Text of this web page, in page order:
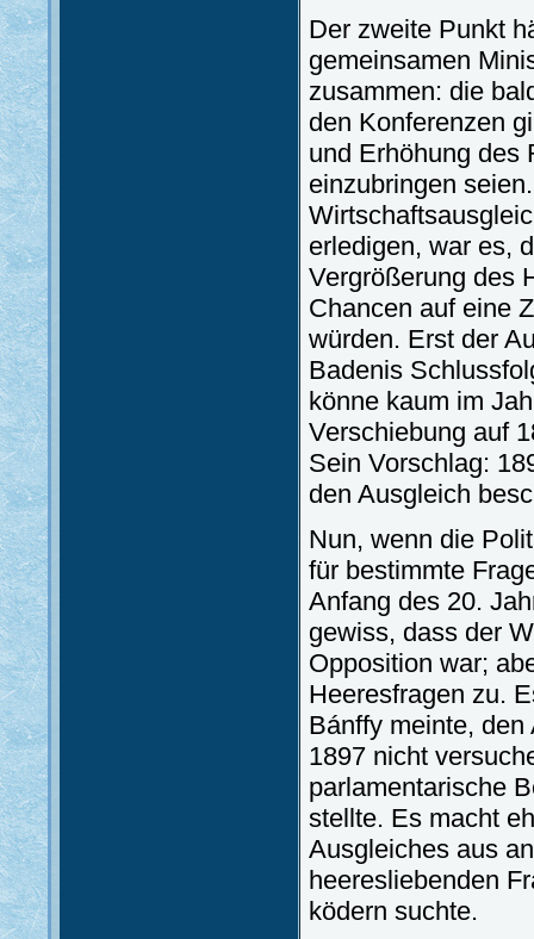
Der zweite Punkt
gemeinsamen
zusammen: die
den Konferenzen
und Erhöhung des
einzubringen
erledigen, war es,
Vergrößerung des
Chancen auf eine
würden. Erst der
Badenis
könne kaum im
Verschiebung auf
Sein Vorschlag:
den Ausgleich
Nun, wenn die
für bestimmte
Anfang des 20.
gewiss, dass der
Opposition war;
Heeresfragen zu.
Bánffy meinte,
1897 nicht
parlamentarische
stellte. Es macht
Ausgleiches aus
heeresliebenden
ködern suchte.